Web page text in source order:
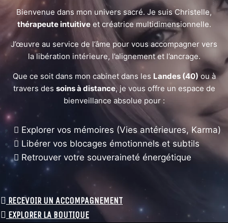
Bienvenue dans mon univers sacré. Je suis Christelle,
thérapeute intuitiveet créatrice multidimensionnelle.
J’œuvre au service de l’âme pour vous accompagner vers
la libération intérieure, l’alignement et l’ancrage.
Que ce soit dans mon cabinet dans les Landes (40) ou à
travers des soins à distance, je vous offre un espace de
bienveillance absolue pour :
Explorer vos mémoires (Vies antérieures, Karma)
Libérer vos blocages émotionnels et subtils
Retrouver votre souveraineté énergétique
RECEVOIR UN ACCOMPAGNEMENT
EXPLORER LA BOUTIQUE